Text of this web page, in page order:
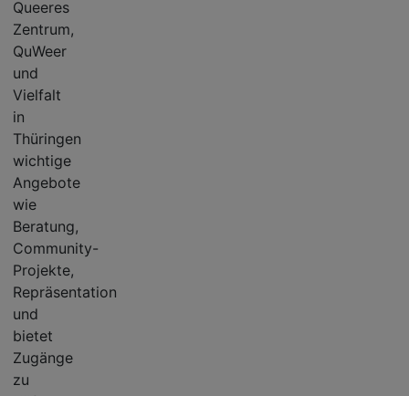
Queeres
Zentrum,
QuWeer
und
Vielfalt
in
Thüringen
wichtige
Angebote
wie
Beratung,
Community-
Projekte,
Repräsentation
und
bietet
Zugänge
zu